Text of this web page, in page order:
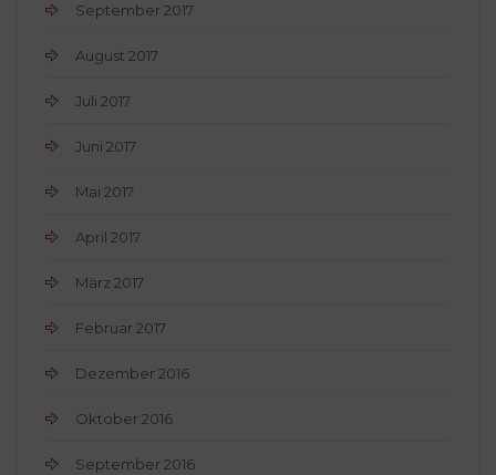
September 2017
August 2017
Juli 2017
Juni 2017
Mai 2017
April 2017
März 2017
Februar 2017
Dezember 2016
Oktober 2016
September 2016